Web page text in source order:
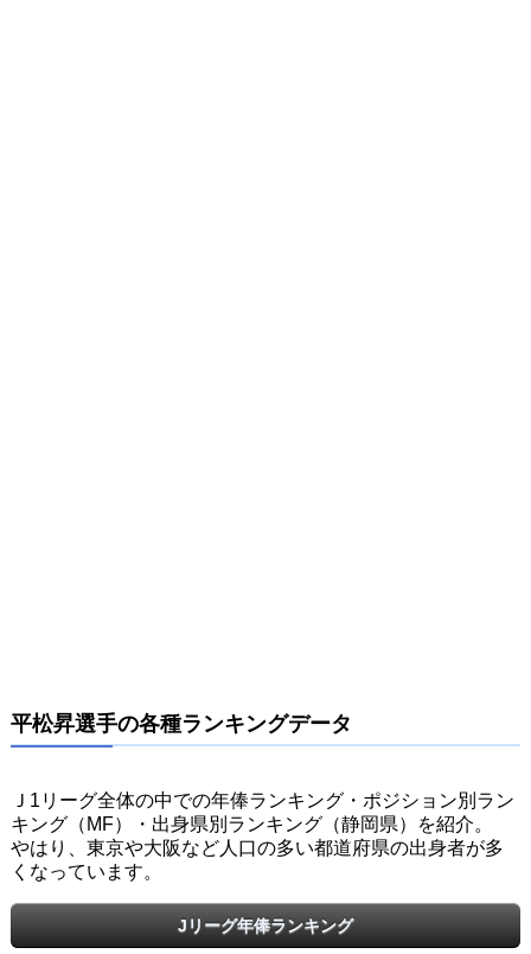
平松昇選手の各種ランキングデータ
Ｊ1リーグ全体の中での年俸ランキング・ポジション別ラン
キング（MF）・出身県別ランキング（静岡県）を紹介。
やはり、東京や大阪など人口の多い都道府県の出身者が多
くなっています。
Jリーグ年俸ランキング